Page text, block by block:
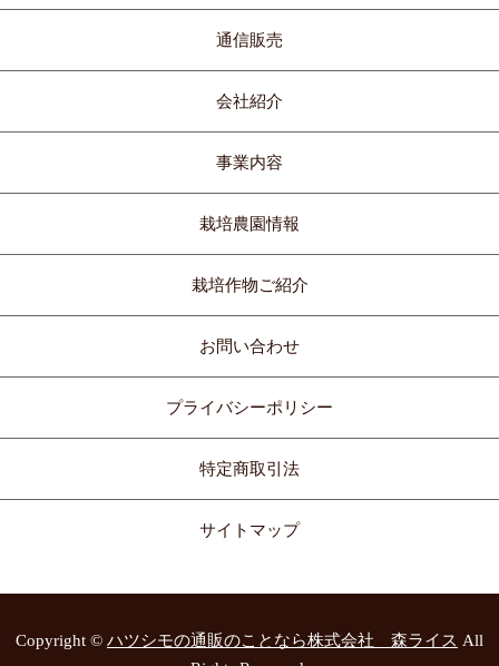
通信販売
会社紹介
事業内容
栽培農園情報
栽培作物ご紹介
お問い合わせ
プライバシーポリシー
特定商取引法
サイトマップ
Copyright © ハツシモの通販のことなら株式会社 森ライス All